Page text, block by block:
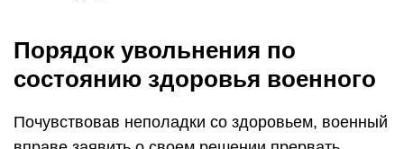
Порядок увольнения по
состоянию здоровья военного
Почувствовав неполадки со здоровьем, военный